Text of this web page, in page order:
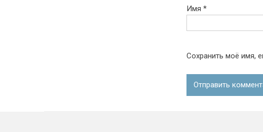
Имя *
Сохранить моё имя,